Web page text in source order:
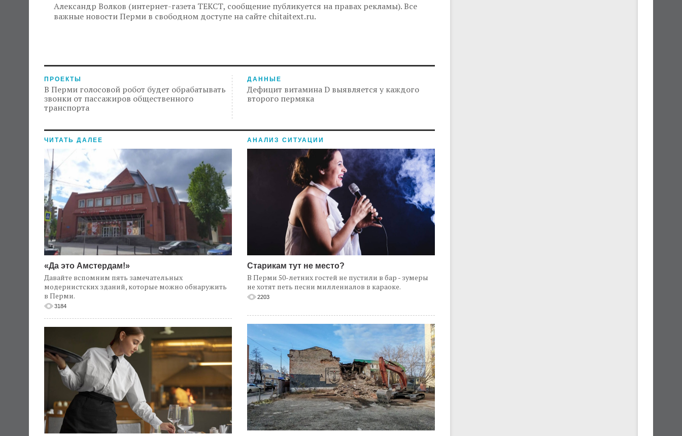
Александр Волков (интернет-газета ТЕКСТ, сообщение публикуется на правах рекламы). Все
важные новости Перми в свободном доступе на сайте chitaitext.ru.
ПРОЕКТЫ
В Перми голосовой робот будет обрабатывать
звонки от пассажиров общественного
транспорта
ДАННЫЕ
Дефицит витамина D выявляется у каждого
второго пермяка
ЧИТАТЬ ДАЛЕЕ
«Да это Амстердам!»
Давайте вспомним пять замечательных
модернистских зданий, которые можно обнаружить
в Перми.
3184
АНАЛИЗ СИТУАЦИИ
Старикам тут не место?
В Перми 50-летних гостей не пустили в бар - зумеры
не хотят петь песни миллениалов в караоке.
2203